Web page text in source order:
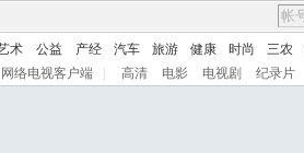
术 公益 产经 汽车 旅游 健康 时尚 三农
网络电视客户端 高清 电影 电视剧 纪录片